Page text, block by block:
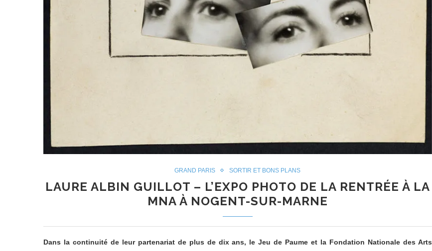
GRAND PARIS SORTIR ET BONS PLANS
LAURE ALBIN GUILLOT – L’EXPO PHOTO DE LA RENTRÉE À LA
MNA À NOGENT-SUR-MARNE
Dans la continuité de leur partenariat de plus de dix ans, le Jeu de Paume et la Fondation Nationale des Arts